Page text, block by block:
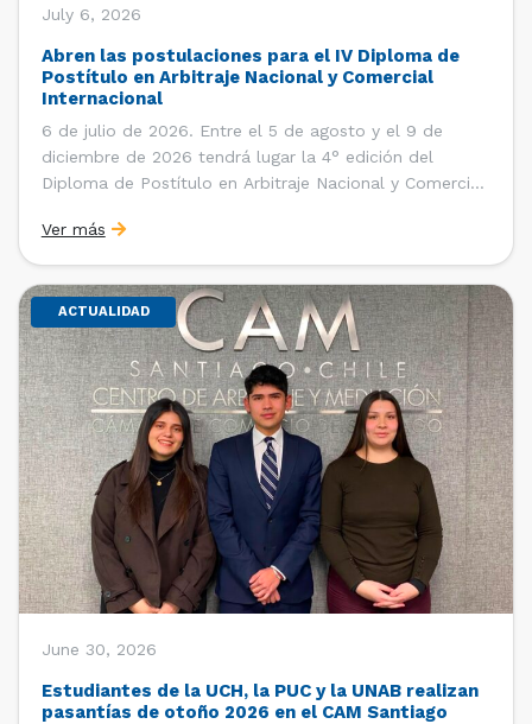
July 6, 2026
Abren las postulaciones para el IV Diploma de
Postítulo en Arbitraje Nacional y Comercial
Internacional
6 de julio de 2026. Entre el 5 de agosto y el 9 de
diciembre de 2026 tendrá lugar la 4° edición del
Diploma de Postítulo en Arbitraje Nacional y Comercial
Derecho Internacional de la Facultad de Derecho de la
Universidad de Chile y […]
Ver más
ACTUALIDAD
June 30, 2026
Estudiantes de la UCH, la PUC y la UNAB realizan
pasantías de otoño 2026 en el CAM Santiago